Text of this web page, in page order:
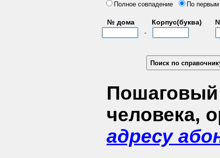
Полное совпадение
По
№ дома Корпус(буква)
-
Пошаговый
человека,
адресу